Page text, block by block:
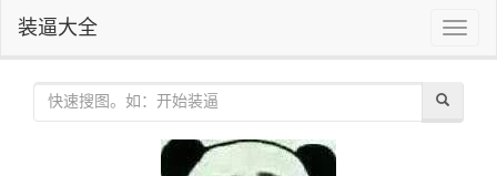
Toggle
装逼大全